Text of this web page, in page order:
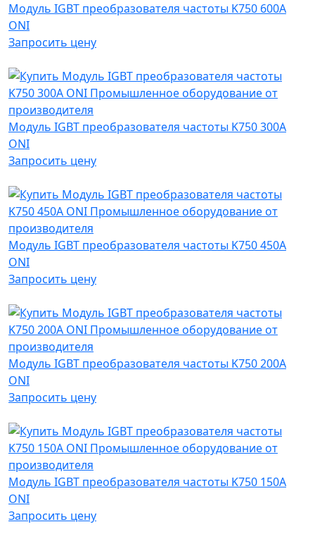
Модуль IGBT преобразователя частоты K750 600А
ONI
Запросить цену
Модуль IGBT преобразователя частоты K750 300А
ONI
Запросить цену
Модуль IGBT преобразователя частоты K750 450А
ONI
Запросить цену
Модуль IGBT преобразователя частоты K750 200А
ONI
Запросить цену
Модуль IGBT преобразователя частоты K750 150А
ONI
Запросить цену